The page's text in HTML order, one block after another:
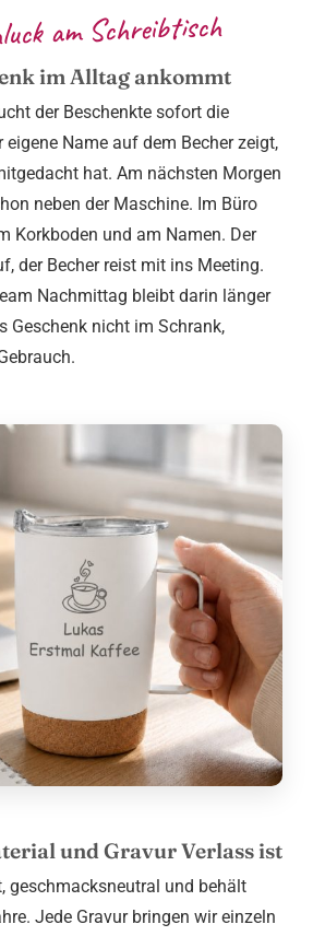
am Schreibtisch
im Alltag ankommt
der Beschenkte sofort die
eigene Name auf dem Becher zeigt,
hat. Am nächsten Morgen
neben der Maschine. Im Büro
Korkboden und am Namen. Der
der Becher reist mit ins Meeting.
Nachmittag bleibt darin länger
nicht im Schrank,
und Gravur Verlass ist
geschmacksneutral und behält